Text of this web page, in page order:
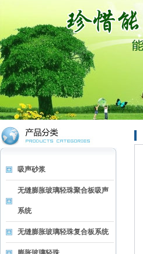
吸声砂浆
无缝膨胀玻璃轻珠聚合板吸声
系统
无缝膨胀玻璃轻珠复合板系统